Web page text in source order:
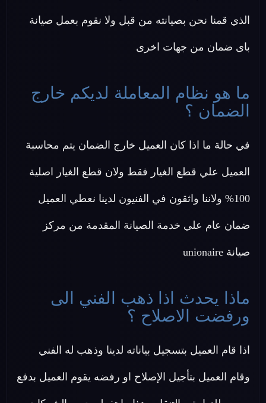
الذي قمنا نحن بصيانته من قبل ولا نقوم بعمل صيانة
باى ضمان من جهات اخرى
ما هو نظام المعاملة لديكم خارج
الضمان ؟
في حالة ما اذا كان العميل خارج الضمان يتم محاسبة
العميل علي قطع الغيار فقط ولان قطع الغيار اصلية
100% ولاننا واثقون في الفنيون لدينا نعطي العميل
ضمان عام علي خدمة الصيانة المقدمة من مركز
صيانة unionaire
ماذا يحدث اذا ذهب الفني الى
ورفضت الاصلاح ؟
اذا قام العميل بتسجيل بياناته لدينا وذهب له الفني
وقام العميل بتأجيل الإصلاح او رفضه يقوم العميل بدفع